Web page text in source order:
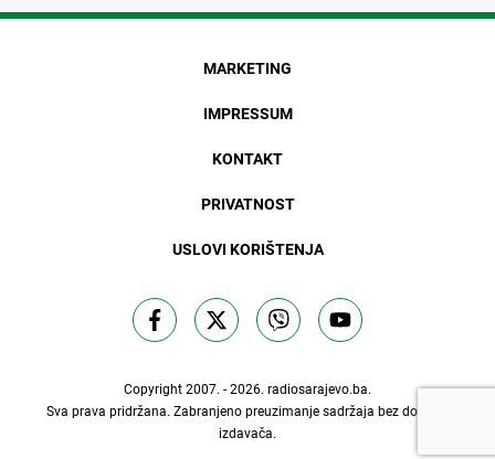
MARKETING
IMPRESSUM
KONTAKT
PRIVATNOST
USLOVI KORIŠTENJA
Copyright 2007. - 2026. radiosarajevo.ba.
Sva prava pridržana. Zabranjeno preuzimanje sadržaja bez dozvole
izdavača.